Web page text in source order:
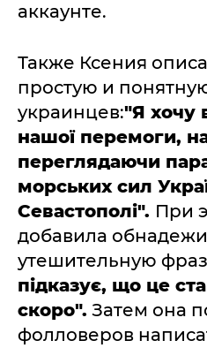
аккаунте.
Также Ксения
простую и
украинцев:"Я хочу
нашої перемоги,
переглядаючи
морських сил
Севастополі". При
добавила
утешительную
підказує, що це
скоро". Затем она
фолловеров